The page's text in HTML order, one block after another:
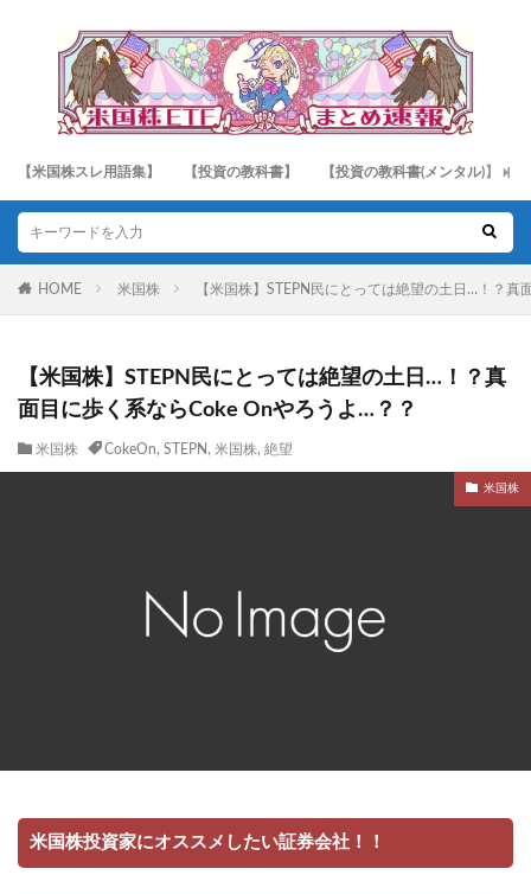
【米国株スレ用語集】 【投資の教科書】 【投資の教科書(メンタル)】
HOME 米国株 【米国株】STEPN民にとっては絶望の土日…！？
【米国株】STEPN民にとっては絶望の土日…！？真
面目に歩く系ならCoke Onやろうよ…？？
米国株 CokeOn, STEPN , 米国株, 絶望
米国株
米国株投資家にオススメしたい証券会社！！